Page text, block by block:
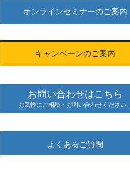
オンラインセミナーのご案内
キャンペーンのご案内
お問い合わせはこちら
お気軽にご相談・お問い合わせください。
よくあるご質問